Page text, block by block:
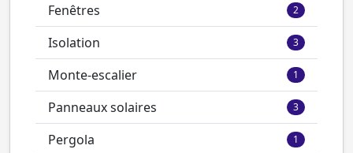
Fenêtres 2
Isolation 3
Monte-escalier 1
Panneaux solaires 3
Pergola 1